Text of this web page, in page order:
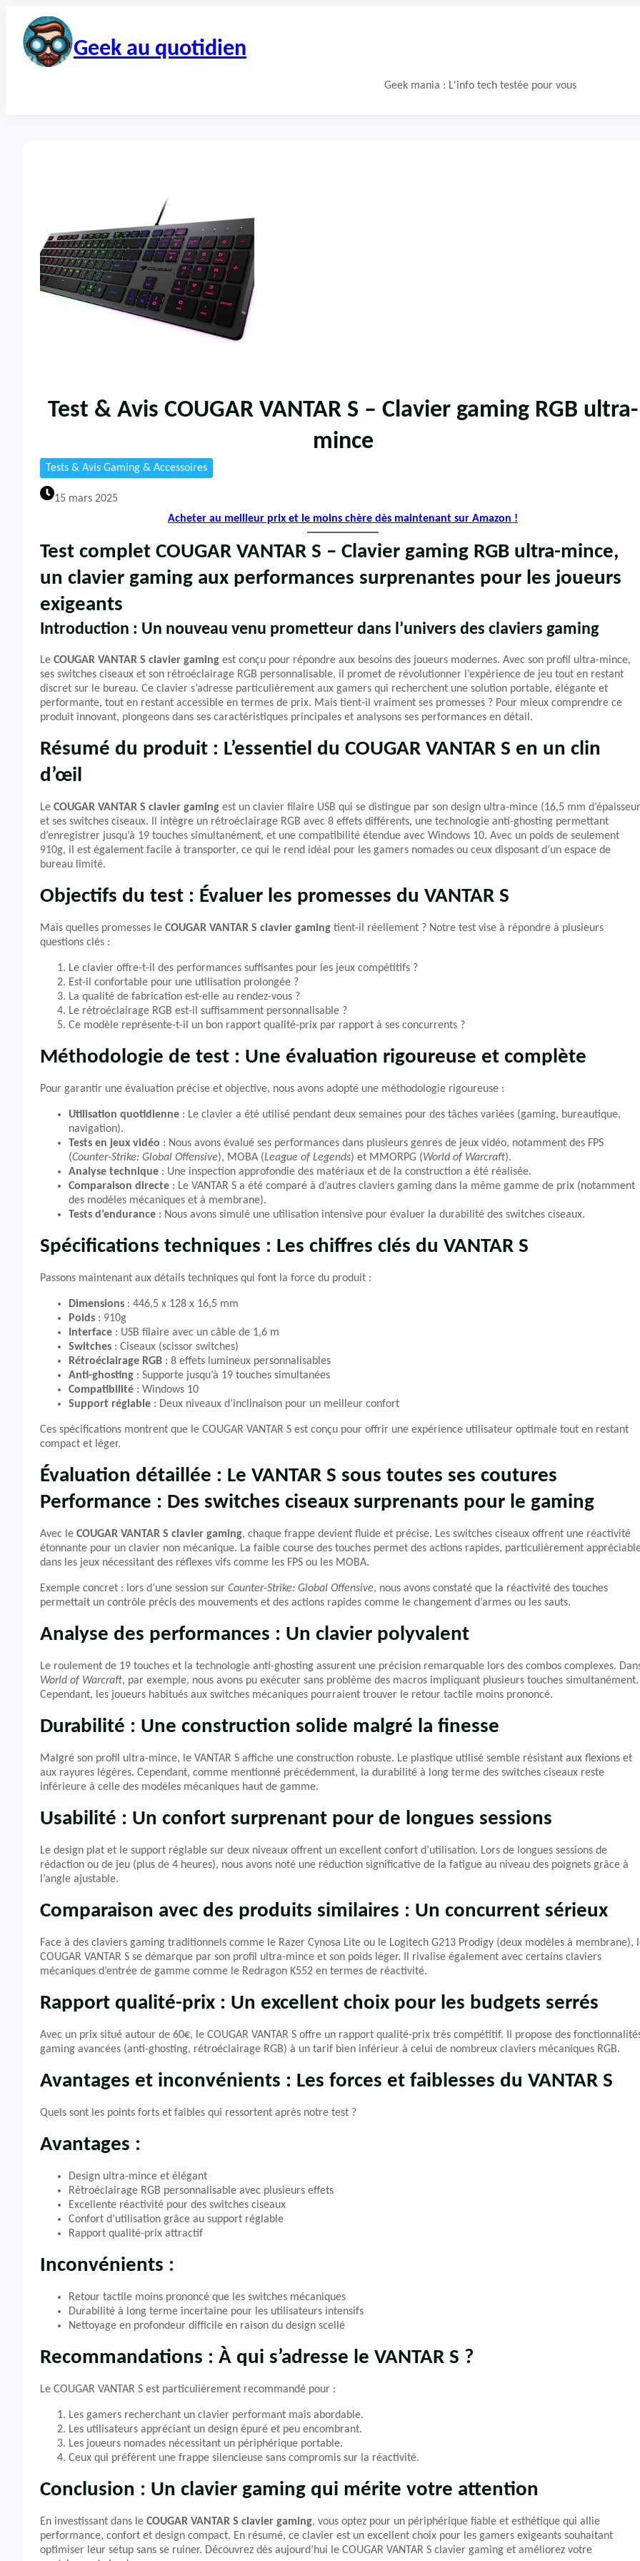
contenu
Geek au quotidien
Geek mania : L'info tech testée pour vous
Test & Avis COUGAR VANTAR S – Clavier gaming RGB ultra-
mince
Tests & Avis Gaming & Accessoires
15 mars 2025
Acheter au meilleur prix et le moins chère dès maintenant sur Amazon !
Test complet COUGAR VANTAR S – Clavier gaming RGB ultra-mince,
un clavier gaming aux performances surprenantes pour les joueurs
exigeants
Introduction : Un nouveau venu prometteur dans l’univers des claviers gaming
Le COUGAR VANTAR S clavier gaming est conçu pour répondre aux besoins des joueurs modernes. Avec son profil ultra-mince,
ses switches ciseaux et son rétroéclairage RGB personnalisable, il promet de révolutionner l’expérience de jeu tout en restant
discret sur le bureau. Ce clavier s’adresse particulièrement aux gamers qui recherchent une solution portable, élégante et
performante, tout en restant accessible en termes de prix. Mais tient-il vraiment ses promesses ? Pour mieux comprendre ce
produit innovant, plongeons dans ses caractéristiques principales et analysons ses performances en détail.
Résumé du produit : L’essentiel du COUGAR VANTAR S en un clin
d’œil
Le COUGAR VANTAR S clavier gaming est un clavier filaire USB qui se distingue par son design ultra-mince (16,5 mm
et ses switches ciseaux. Il intègre un rétroéclairage RGB avec 8 effets différents, une technologie anti-ghosting permettant
d’enregistrer jusqu’à 19 touches simultanément, et une compatibilité étendue avec Windows 10. Avec un poids de seulement
910g, il est également facile à transporter, ce qui le rend idéal pour les gamers nomades ou ceux disposant d’un espace de
bureau limité.
Objectifs du test : Évaluer les promesses du VANTAR S
Mais quelles promesses le COUGAR VANTAR S clavier gaming tient-il réellement ? Notre test vise à répondre à plusieurs
questions clés :
Le clavier offre-t-il des performances suffisantes pour les jeux compétitifs ?
Est-il confortable pour une utilisation prolongée ?
La qualité de fabrication est-elle au rendez-vous ?
Le rétroéclairage RGB est-il suffisamment personnalisable ?
Ce modèle représente-t-il un bon rapport qualité-prix par rapport à ses concurrents ?
Méthodologie de test : Une évaluation rigoureuse et complète
Pour garantir une évaluation précise et objective, nous avons adopté une méthodologie rigoureuse :
Utilisation quotidienne : Le clavier a été utilisé pendant deux semaines pour des tâches variées (gaming, bureautique,
navigation).
Tests en jeux vidéo : Nous avons évalué ses performances dans plusieurs genres de jeux vidéo, notamment des FPS
(Counter-Strike: Global Offensive), MOBA (League of Legends) et MMORPG (World of Warcraft).
Analyse technique : Une inspection approfondie des matériaux et de la construction a été réalisée.
Comparaison directe : Le VANTAR S a été comparé à d’autres claviers gaming dans la même gamme de prix (notamment
des modèles mécaniques et à membrane).
Tests d’endurance : Nous avons simulé une utilisation intensive pour évaluer la durabilité des switches ciseaux.
Spécifications techniques : Les chiffres clés du VANTAR S
Passons maintenant aux détails techniques qui font la force du produit :
Dimensions : 446,5 x 128 x 16,5 mm
Poids : 910g
Interface : USB filaire avec un câble de 1,6 m
Switches : Ciseaux (scissor switches)
Rétroéclairage RGB : 8 effets lumineux personnalisables
Anti-ghosting : Supporte jusqu’à 19 touches simultanées
Compatibilité : Windows 10
Support réglable : Deux niveaux d’inclinaison pour un meilleur confort
Ces spécifications montrent que le COUGAR VANTAR S est conçu pour offrir une expérience utilisateur optimale tout en restant
compact et léger.
Évaluation détaillée : Le VANTAR S sous toutes ses coutures
Performance : Des switches ciseaux surprenants pour le gaming
Avec le COUGAR VANTAR S clavier gaming, chaque frappe devient fluide et précise. Les switches ciseaux offrent une réactivité
étonnante pour un clavier non mécanique. La faible course des touches permet des actions rapides, particulièrement
dans les jeux nécessitant des réflexes vifs comme les FPS ou les MOBA.
Exemple concret : lors d’une session sur Counter-Strike: Global Offensive, nous avons constaté que la réactivité des touches
permettait un contrôle précis des mouvements et des actions rapides comme le changement d’armes ou les sauts.
Analyse des performances : Un clavier polyvalent
Le roulement de 19 touches et la technologie anti-ghosting assurent une précision remarquable lors des combos complexes.
World of Warcraft, par exemple, nous avons pu exécuter sans problème des macros impliquant plusieurs touches simultanément.
Cependant, les joueurs habitués aux switches mécaniques pourraient trouver le retour tactile moins prononcé.
Durabilité : Une construction solide malgré la finesse
Malgré son profil ultra-mince, le VANTAR S affiche une construction robuste. Le plastique utilisé semble résistant aux flexions et
aux rayures légères. Cependant, comme mentionné précédemment, la durabilité à long terme des switches ciseaux reste
inférieure à celle des modèles mécaniques haut de gamme.
Usabilité : Un confort surprenant pour de longues sessions
Le design plat et le support réglable sur deux niveaux offrent un excellent confort d’utilisation. Lors de longues sessions de
rédaction ou de jeu (plus de 4 heures), nous avons noté une réduction significative de la fatigue au niveau des poignets grâce à
l’angle ajustable.
Comparaison avec des produits similaires : Un concurrent sérieux
Face à des claviers gaming traditionnels comme le Razer Cynosa Lite ou le Logitech G213 Prodigy (deux modèles à membrane),
COUGAR VANTAR S se démarque par son profil ultra-mince et son poids léger. Il rivalise également avec certains claviers
mécaniques d’entrée de gamme comme le Redragon K552 en termes de réactivité.
Rapport qualité-prix : Un excellent choix pour les budgets serrés
Avec un prix situé autour de 60€, le COUGAR VANTAR S offre un rapport qualité-prix très compétitif. Il propose des
gaming avancées (anti-ghosting, rétroéclairage RGB) à un tarif bien inférieur à celui de nombreux claviers mécaniques RGB.
Avantages et inconvénients : Les forces et faiblesses du VANTAR S
Quels sont les points forts et faibles qui ressortent après notre test ?
Avantages :
Design ultra-mince et élégant
Rétroéclairage RGB personnalisable avec plusieurs effets
Excellente réactivité pour des switches ciseaux
Confort d’utilisation grâce au support réglable
Rapport qualité-prix attractif
Inconvénients :
Retour tactile moins prononcé que les switches mécaniques
Durabilité à long terme incertaine pour les utilisateurs intensifs
Nettoyage en profondeur difficile en raison du design scellé
Recommandations : À qui s’adresse le VANTAR S ?
Le COUGAR VANTAR S est particulièrement recommandé pour :
Les gamers recherchant un clavier performant mais abordable.
Les utilisateurs appréciant un design épuré et peu encombrant.
Les joueurs nomades nécessitant un périphérique portable.
Ceux qui préfèrent une frappe silencieuse sans compromis sur la réactivité.
Conclusion : Un clavier gaming qui mérite votre attention
En investissant dans le COUGAR VANTAR S clavier gaming, vous optez pour un périphérique fiable et esthétique qui allie
performance, confort et design compact. En résumé, ce clavier est un excellent choix pour les gamers exigeants souhaitant
optimiser leur setup sans se ruiner. Découvrez dès aujourd’hui le COUGAR VANTAR S clavier gaming et améliorez votre